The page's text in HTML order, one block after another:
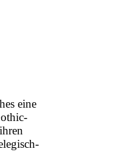
eine